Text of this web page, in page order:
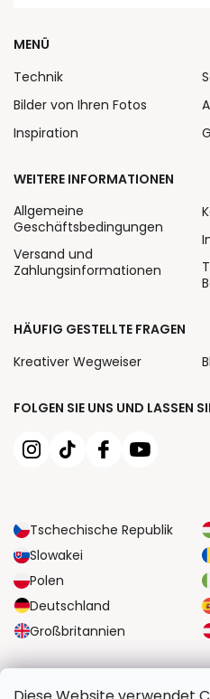
FOLGEN SIE UNS UND LASSEN
Tschechische Republik
Slowakei
Polen
Deutschland
Großbritannien
MENÜ
Technik
Bilder von Ihren Fotos
Inspiration
WEITERE INFORMATIONEN
Allgemeine
Geschäftsbedingungen
Versand und
Zahlungsinformationen
HÄUFIG GESTELLTE FRAGEN
Kreativer Wegweiser